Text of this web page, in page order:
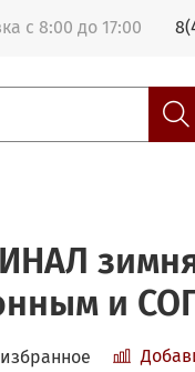
с 8:00 до 17:00
и